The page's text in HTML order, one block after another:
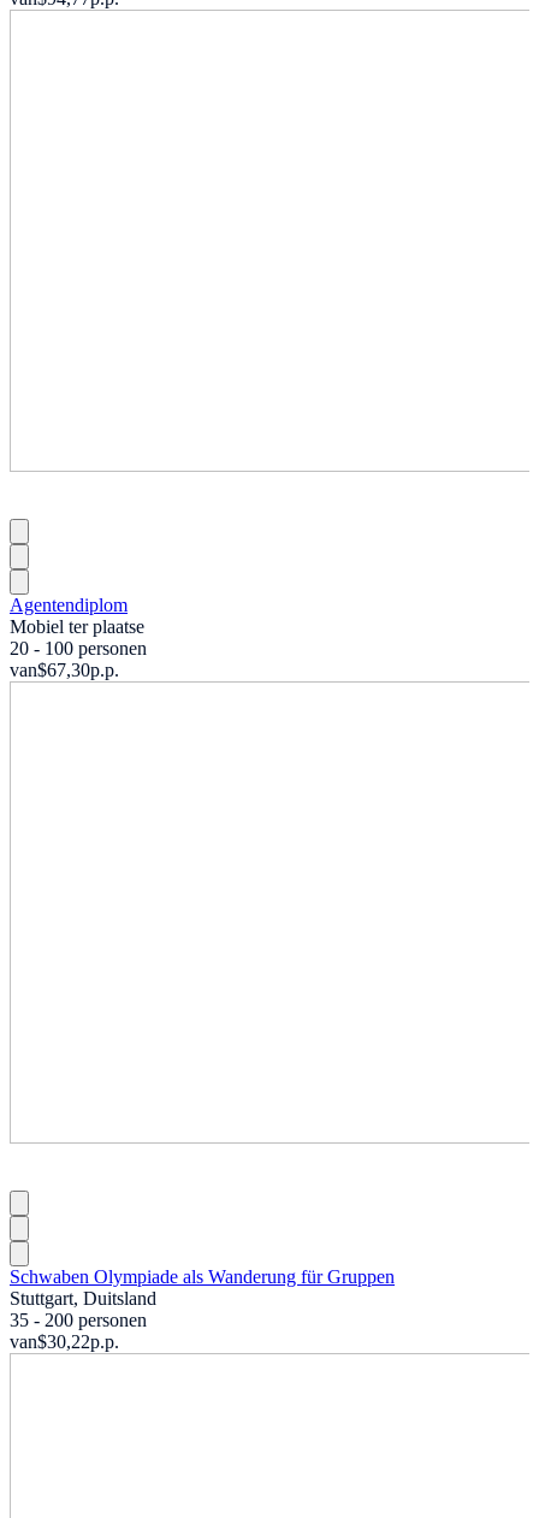
Agentendiplom
Mobiel ter plaatse
20 - 100 personen
van$67,30p.p.
Schwaben Olympiade als Wanderung für Gruppen
Stuttgart, Duitsland
35 - 200 personen
van$30,22p.p.